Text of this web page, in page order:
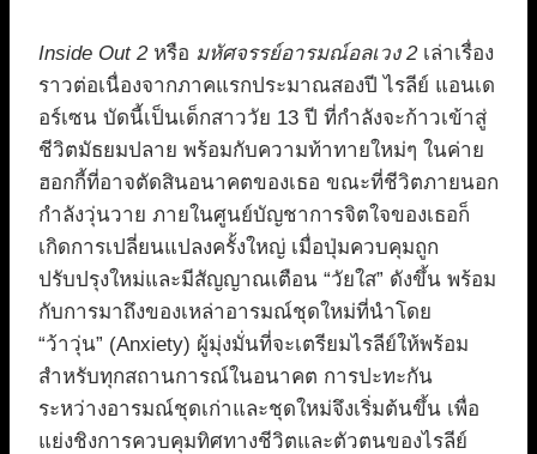
Inside Out 2หรือ มหัศจรรย์อารมณ์อลเวง 2เล่าเรื่อง
ราวต่อเนื่องจากภาคแรกประมาณสองปี ไรลีย์ แอนเด
อร์เซน บัดนี้เป็นเด็กสาววัย 13 ปี ที่กำลังจะก้าวเข้าสู่
ชีวิตมัธยมปลาย พร้อมกับความท้าทายใหม่ๆ ในค่าย
ฮอกกี้ที่อาจตัดสินอนาคตของเธอ ขณะที่ชีวิตภายนอก
กำลังวุ่นวาย ภายในศูนย์บัญชาการจิตใจของเธอก็
เกิดการเปลี่ยนแปลงครั้งใหญ่ เมื่อปุ่มควบคุมถูก
ปรับปรุงใหม่และมีสัญญาณเตือน “วัยใส” ดังขึ้น พร้อม
กับการมาถึงของเหล่าอารมณ์ชุดใหม่ที่นำโดย
“ว้าวุ่น” (Anxiety) ผู้มุ่งมั่นที่จะเตรียมไรลีย์ให้พร้อม
สำหรับทุกสถานการณ์ในอนาคต การปะทะกัน
ระหว่างอารมณ์ชุดเก่าและชุดใหม่จึงเริ่มต้นขึ้น เพื่อ
แย่งชิงการควบคุมทิศทางชีวิตและตัวตนของไรลีย์